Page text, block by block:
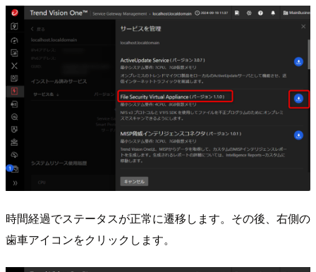
時間経過でステータスが正常に遷移します。その後、右側の
歯車アイコンをクリックします。